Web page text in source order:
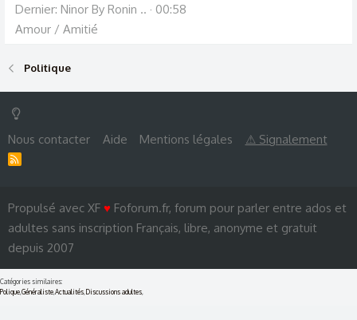
Dernier: Ninor By Ronin ..
00:58
Amour / Amitié
Politique
Nous contacter Aide Mentions légales ⚠ Signalement
R
Propulsé avec XF ♥ Foforum.fr, forum pour parler entre ados et
adultes sans inscription Français, libre, anonyme et gratuit
depuis 2007
Catégories similaires:
Polique Généraliste Actualités Discussions adultes